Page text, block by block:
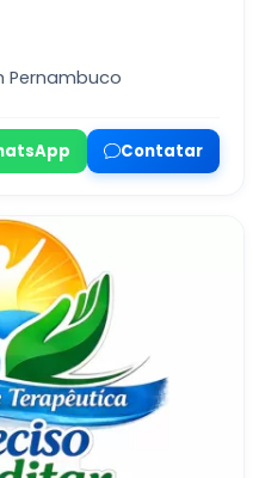
Pernambuco
Contatar